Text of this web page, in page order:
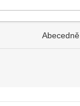
Abecedně